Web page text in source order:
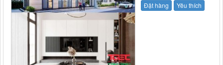
Đặt hàng Yêu thích